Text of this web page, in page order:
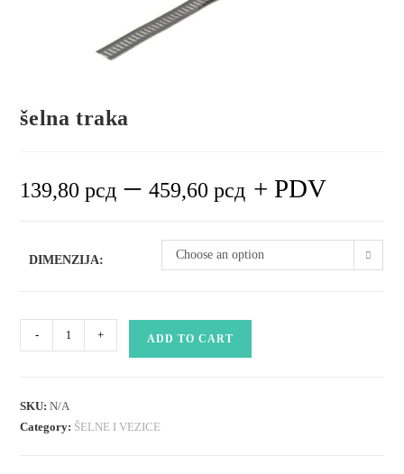
šelna traka
139,80рсд –459,60рсд + PDV
DIMENZIJA: Choose an option
traka
- + ADD TO CART
SKU:N/A
Category: ŠELNE I VEZICE